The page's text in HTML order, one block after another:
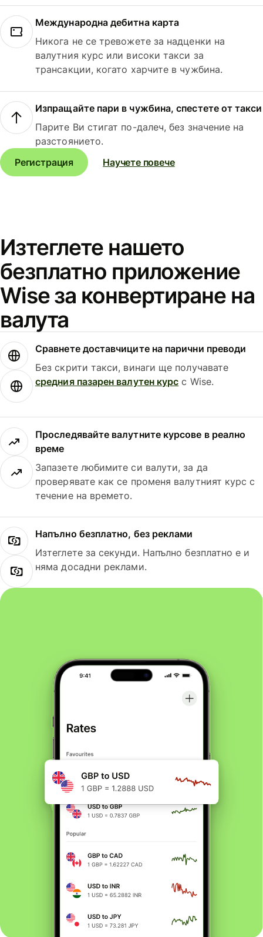
Международна дебитна карта
Никога не се тревожете за надценки на
валутния курс или високи такси за
трансакции, когато харчите в чужбина.
Изпращайте пари в чужбина, спестете от такси
Парите Ви стигат по-далеч, без значение на
разстоянието.
Регистрация
Научете повече
Изтеглете нашето
безплатно приложение
Wise за конвертиране на
валута
Сравнете доставчиците на парични преводи
Без скрити такси, винаги ще получавате
средния пазарен валутен курс с Wise.
Проследявайте валутните курсове в реално
време
Запазете любимите си валути, за да
проверявате как се променя валутният курс с
течение на времето.
Напълно безплатно, без реклами
Изтеглете за секунди. Напълно безплатно е и
няма досадни реклами.